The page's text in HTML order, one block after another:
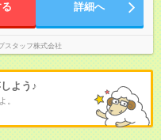
詳細へ
スタッフ株式会社
よう♪
。